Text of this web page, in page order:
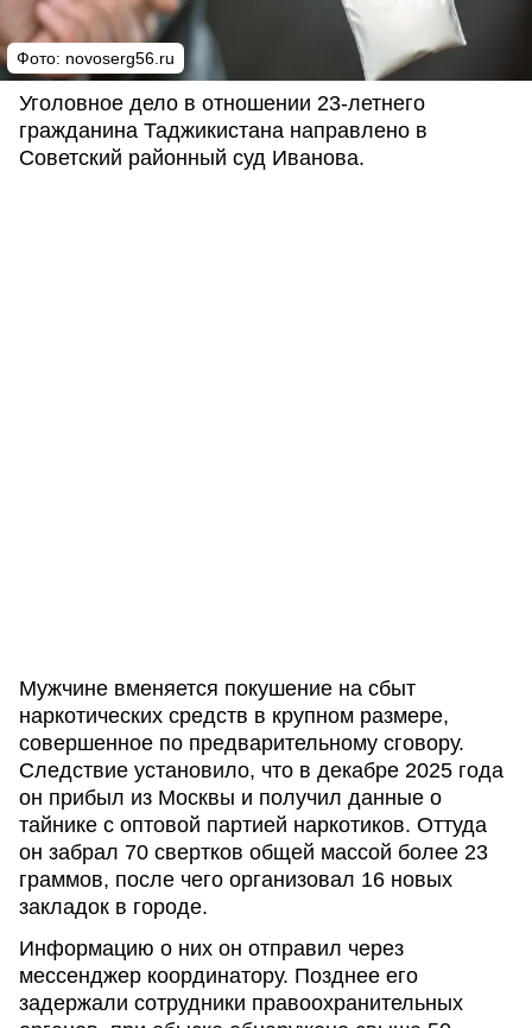
Фото: novoserg56.ru
Уголовное дело в отношении 23-летнего
гражданина Таджикистана направлено в
Советский районный суд Иванова.
Мужчине вменяется покушение на сбыт
наркотических средств в крупном размере,
совершенное по предварительному сговору.
Следствие установило, что в декабре 2025 года
он прибыл из Москвы и получил данные о
тайнике с оптовой партией наркотиков. Оттуда
он забрал 70 свертков общей массой более 23
граммов, после чего организовал 16 новых
закладок в городе.
Информацию о них он отправил через
мессенджер координатору. Позднее его
задержали сотрудники правоохранительных